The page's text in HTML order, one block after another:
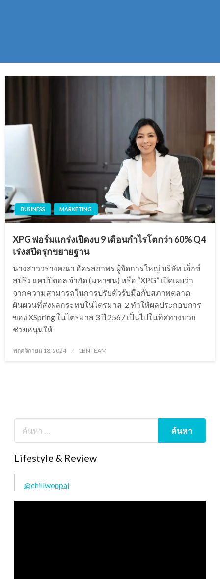
BUSINESS MARKETING
XPG ฟอร์มแกร่งเปิดงบ 9 เดือนกำไรโตกว่า 60% Q4
เร่งสปีดรุกขยายฐาน
นางสาววรางคณา อัครสถาพร ผู้จัดการใหญ่ บริษัท เอ็กซ์
สปริง แคปปิตอล จำกัด (มหาชน) หรือ “XPG” เปิดเผยว่า
จากความสามารถในการปรับตัวรับมือกับสภาพตลาด
ผันผวนที่ส่งผลกระทบในไตรมาส 2 ทำให้ผลประกอบการ
ของ XSpring ในไตรมาส 3 ปี 2567 เป็นไปในทิศทางบวก
ช่วยหนุนให้
Posted
พฤศจิกายน 18, 2024 CBNTEAM
Lifestyle & Review
@chillwonpai